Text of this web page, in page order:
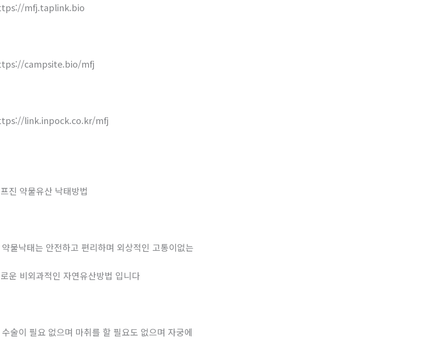
mfj.taplink.bio
campsite.bio/mfj
link.inpock.co.kr/mfj
진 약물유산 낙태방법
약물낙태는 안전하고 편리하며 외상적인 고통이없는
운 비외과적인 자연유산방법 입니다
술이 필요 없으며 마취를 할 필요도 없으며 자궁에